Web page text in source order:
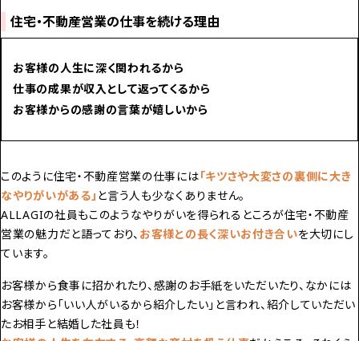
住宅・不動産営業の仕事を続ける理由
お客様の人生に深く関われるから
仕事の成果が収入として返ってくるから
お客様からの感謝の言葉が嬉しいから
このように住宅・不動産営業の仕事には「キツさや大変さの裏側に大き
なやりがいがある」 と言う人も少なくありません。
ALLAGIの社員もこのようなやりがいを得られるところが住宅・不動産
営業の魅力だと語っており、 お客様との長く深いお付き合いを大切にし
ています。
お客様から食事に招かれたり、感謝のお手紙をいただいたり、なかには
お客様から「いい人がいるから紹介したい」と言われ、紹介していただい
たお相手と結婚した社員も！